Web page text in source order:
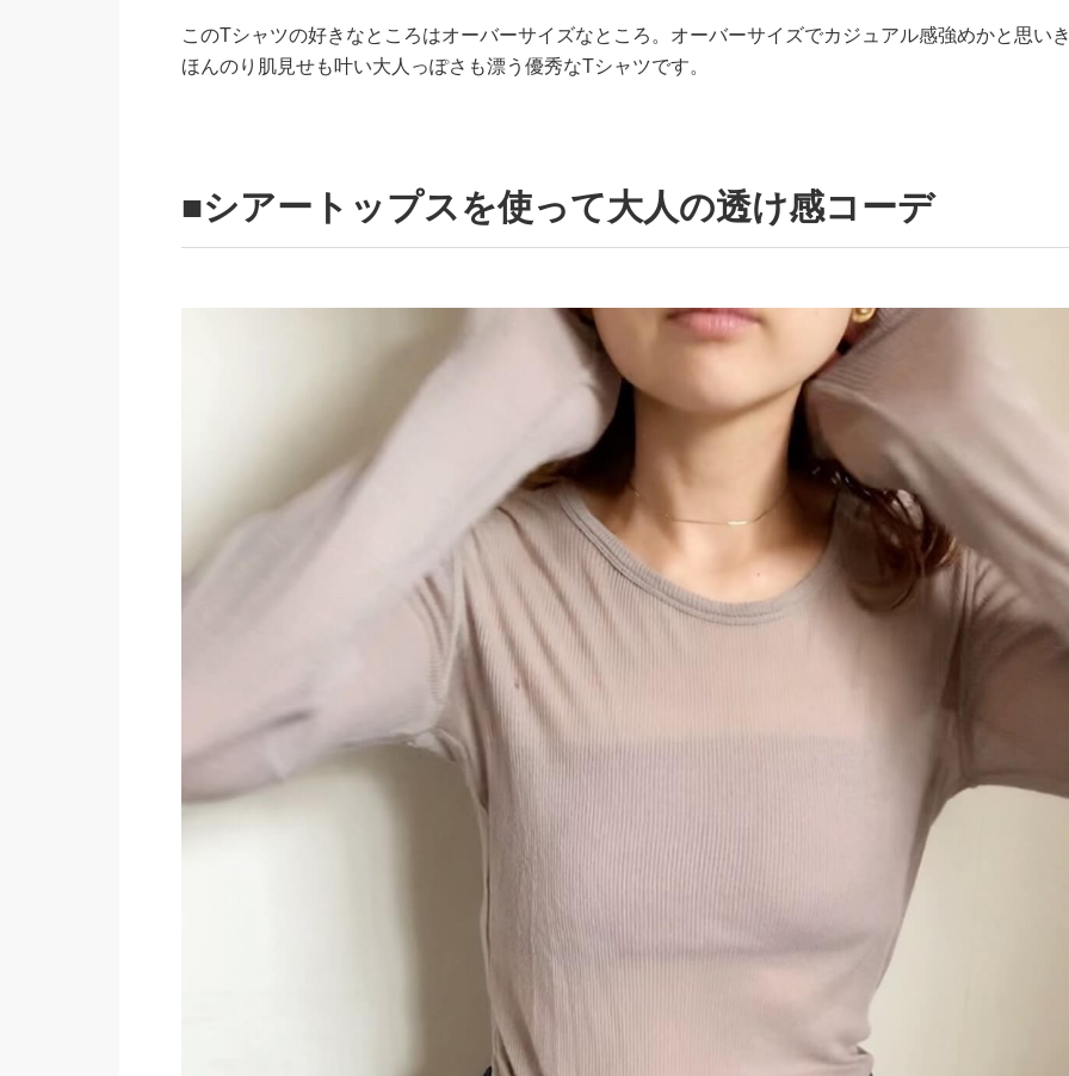
このTシャツの好きなところはオーバーサイズなところ。オーバーサイズでカジュアル感強めかと思い
ほんのり肌見せも叶い大人っぽさも漂う優秀なTシャツです。
■シアートップスを使って大人の透け感コーデ